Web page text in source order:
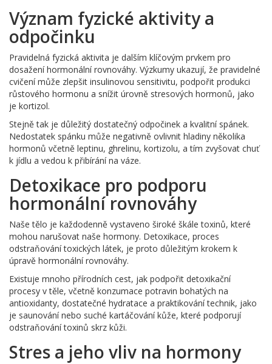
Význam fyzické aktivity a
odpočinku
Pravidelná fyzická aktivita je dalším klíčovým prvkem pro
dosažení hormonální rovnováhy. Výzkumy ukazují, že pravidelné
cvičení může zlepšit insulinovou sensitivitu, podpořit produkci
růstového hormonu a snížit úrovně stresových hormonů, jako
je kortizol.
Stejně tak je důležitý dostatečný odpočinek a kvalitní spánek.
Nedostatek spánku může negativně ovlivnit hladiny několika
hormonů včetně leptinu, ghrelinu, kortizolu, a tím zvyšovat chuť
k jídlu a vedou k přibírání na váze.
Detoxikace pro podporu
hormonální rovnováhy
Naše tělo je každodenně vystaveno široké škále toxinů, které
mohou narušovat naše hormony. Detoxikace, proces
odstraňování toxických látek, je proto důležitým krokem k
úpravě hormonální rovnováhy.
Existuje mnoho přírodních cest, jak podpořit detoxikační
procesy v těle, včetně konzumace potravin bohatých na
antioxidanty, dostatečné hydratace a praktikování technik, jako
je saunování nebo suché kartáčování kůže, které podporují
odstraňování toxinů skrz kůži.
Stres a jeho vliv na hormony